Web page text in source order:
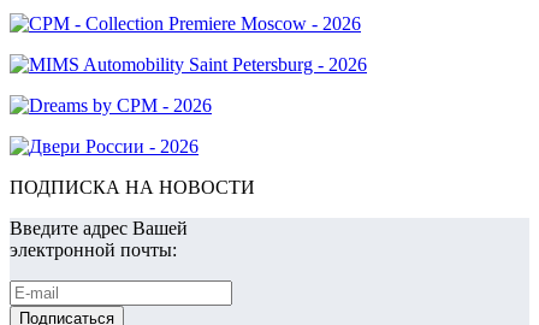
ПОДПИСКА НА НОВОСТИ
Введите адрес Вашей
электронной почты: